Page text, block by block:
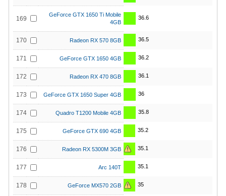
169
GeForce GTX 1650 Ti Mobile
4GB
36.6
170 Radeon RX 570 8GB 36.5
171 GeForce GTX 1650 4GB 36.2
172 Radeon RX 470 8GB 36.1
173 GeForce GTX 1650 Super 4GB 36
174 Quadro T1200 Mobile 4GB 35.8
175 GeForce GTX 690 4GB 35.2
176 Radeon RX 5300M 3GB 35.1
177 Arc 140T 35.1
178 GeForce MX570 2GB 35